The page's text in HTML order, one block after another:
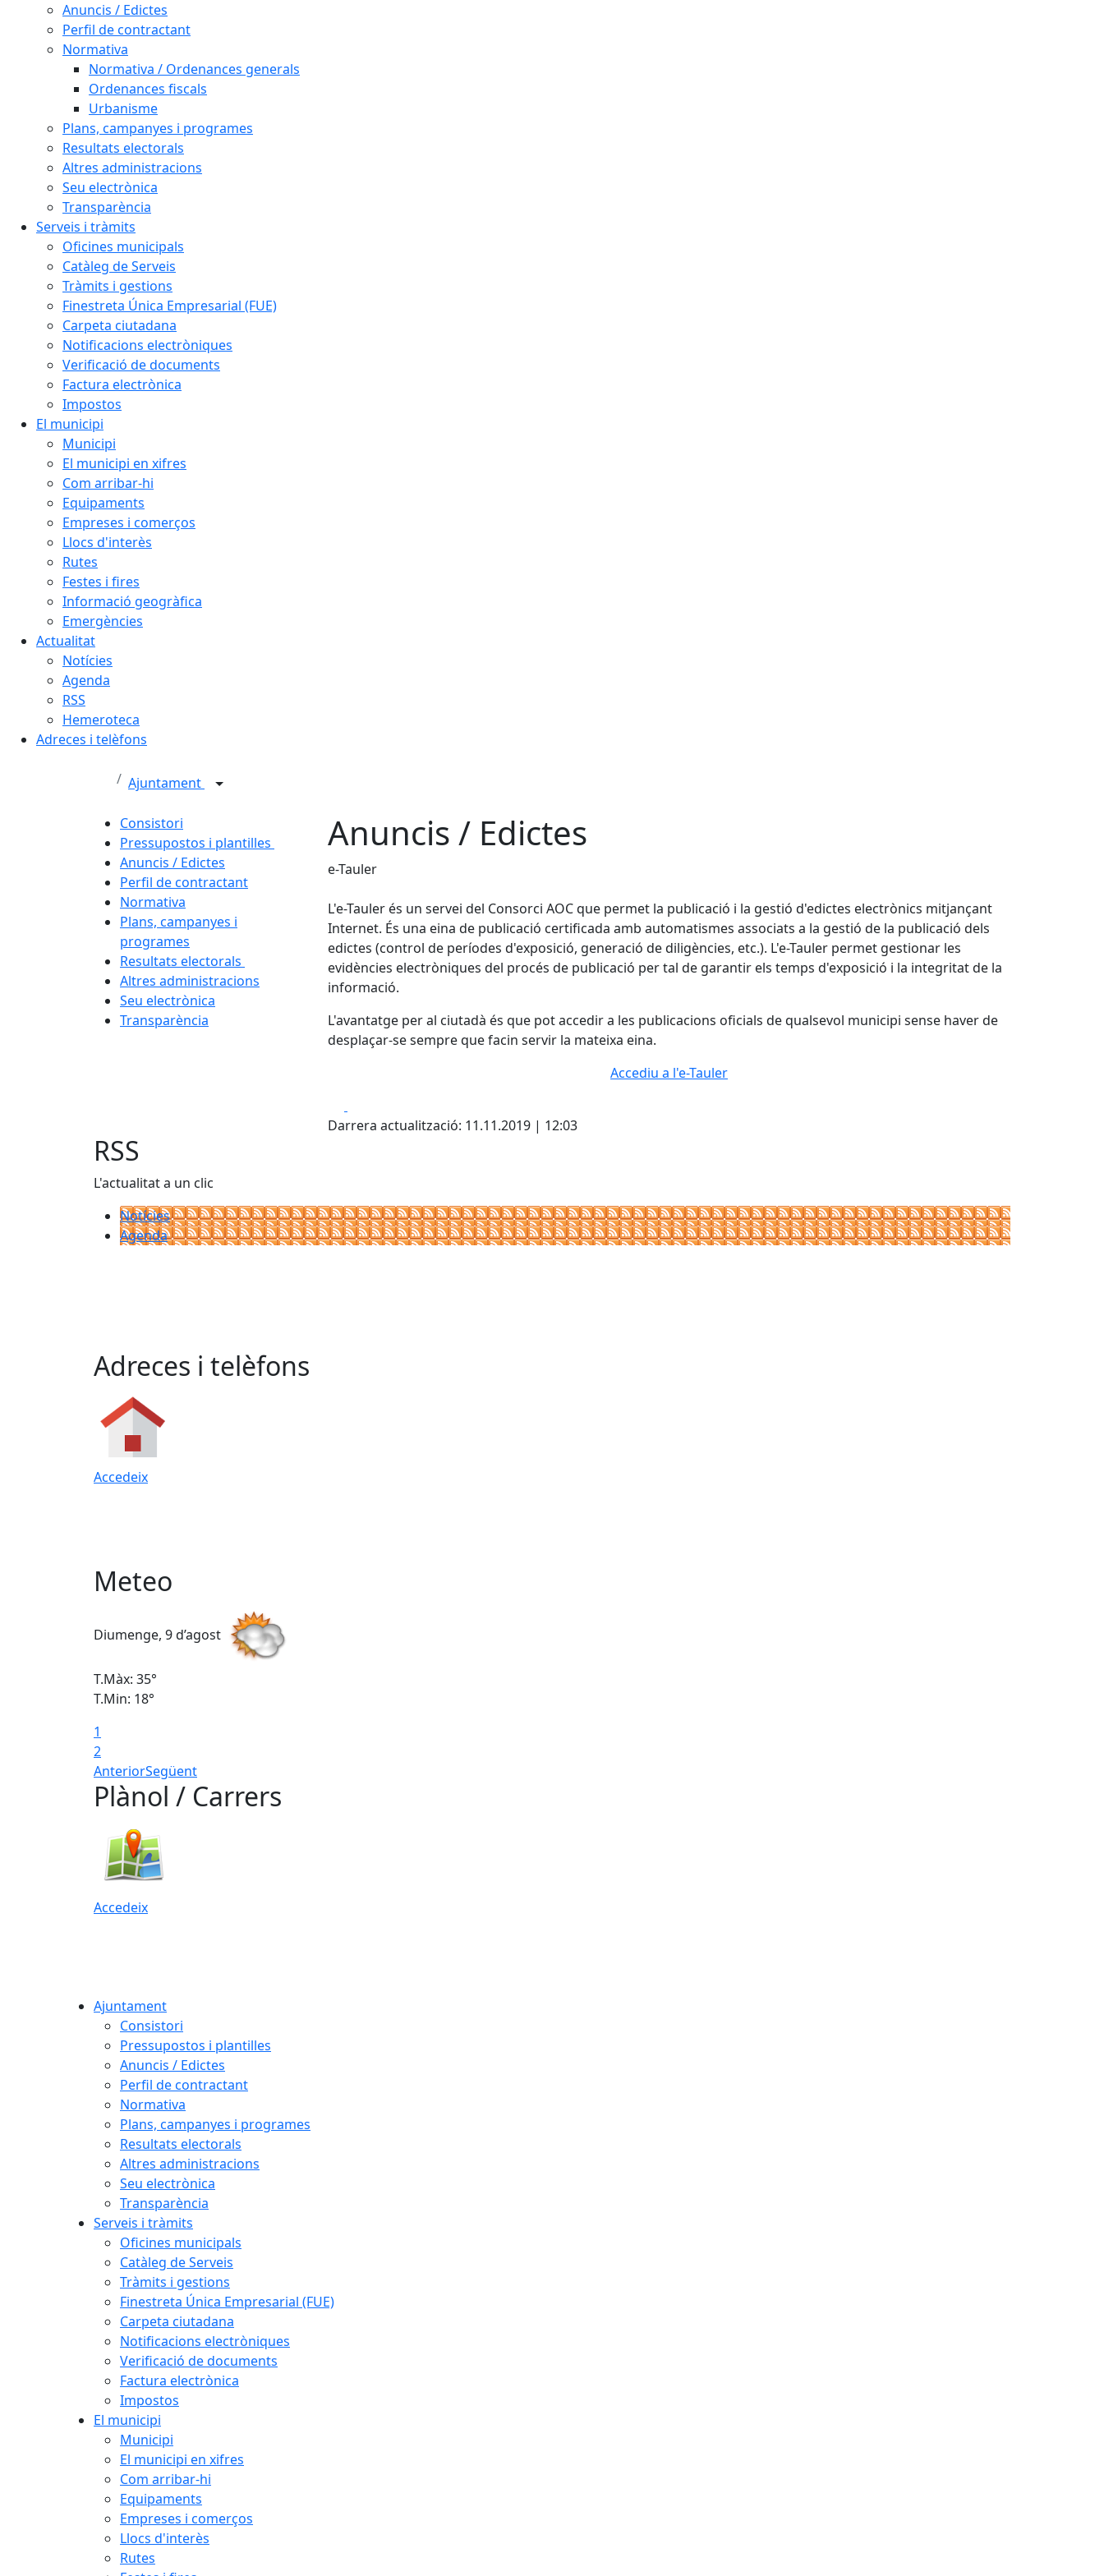
Anuncis / Edictes
Perfil de contractant
Normativa
Normativa / Ordenances generals
Ordenances fiscals
Urbanisme
Plans, campanyes i programes
Resultats electorals
Altres administracions
Seu electrònica
Transparència
Serveis i tràmits
Oficines municipals
Catàleg de Serveis
Tràmits i gestions
Finestreta Única Empresarial (FUE)
Carpeta ciutadana
Notificacions electròniques
Verificació de documents
Factura electrònica
Impostos
El municipi
Municipi
El municipi en xifres
Com arribar-hi
Equipaments
Empreses i comerços
Llocs d'interès
Rutes
Festes i fires
Informació geogràfica
Emergències
Actualitat
Notícies
Agenda
RSS
Hemeroteca
Adreces i telèfons
Ajuntament
Consistori
Pressupostos i plantilles
Anuncis / Edictes
Perfil de contractant
Normativa
Plans, campanyes i
programes
Resultats electorals
Altres administracions
Seu electrònica
Transparència
Anuncis / Edictes
e-Tauler
L'e-Tauler és un servei del Consorci AOC que permet la publicació i la gestió d'edictes electrònics mitjançant
Internet. És una eina de publicació certificada amb automatismes associats a la gestió de la publicació dels
edictes (control de períodes d'exposició, generació de diligències, etc.). L'e-Tauler permet gestionar les
evidències electròniques del procés de publicació per tal de garantir els temps d'exposició i la integritat de la
informació.
L'avantatge per al ciutadà és que pot accedir a les publicacions oficials de qualsevol municipi sense haver de
desplaçar-se sempre que facin servir la mateixa eina.
Accediu a l'e-Tauler
Darrera actualització: 11.11.2019 | 12:03
RSS
L'actualitat a un clic
Notícies
Agenda
Adreces i telèfons
Accedeix
Meteo
Diumenge, 9 d’agost
T.Màx: 35°
T.Min: 18°
1
2
AnteriorSegüent
Plànol / Carrers
Accedeix
Ajuntament
Consistori
Pressupostos i plantilles
Anuncis / Edictes
Perfil de contractant
Normativa
Plans, campanyes i programes
Resultats electorals
Altres administracions
Seu electrònica
Transparència
Serveis i tràmits
Oficines municipals
Catàleg de Serveis
Tràmits i gestions
Finestreta Única Empresarial (FUE)
Carpeta ciutadana
Notificacions electròniques
Verificació de documents
Factura electrònica
Impostos
El municipi
Municipi
El municipi en xifres
Com arribar-hi
Equipaments
Empreses i comerços
Llocs d'interès
Rutes